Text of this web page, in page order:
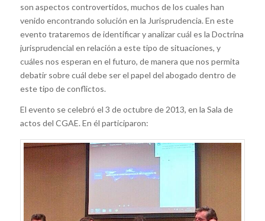
son aspectos controvertidos, muchos de los cuales han
venido encontrando solución en la Jurisprudencia. En este
evento trataremos de identificar y analizar cuál es la Doctrina
jurisprudencial en relación a este tipo de situaciones, y
cuáles nos esperan en el futuro, de manera que nos permita
debatir sobre cuál debe ser el papel del abogado dentro de
este tipo de conflictos.
El evento se celebró el 3 de octubre de 2013, en la Sala de
actos del CGAE. En él participaron: